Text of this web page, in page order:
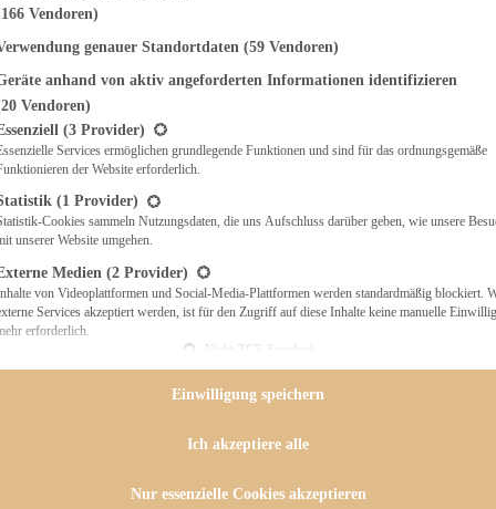
& QUICHES
Vendoren)
genauer Standortdaten (59 Vendoren)
anhand von aktiv angeforderten Informationen identifizieren
Vendoren)
eine Liste der Service-Gruppen, für die eine Einwilligung erteilt werden
(3 Provider)
Services ermöglichen grundlegende Funktionen und sind für das ordnungsgemäße
der Website erforderlich.
(1 Provider)
Cookies sammeln Nutzungsdaten, die uns Aufschluss darüber geben, wie unsere
unserer Website umgehen.
Medien (2 Provider)
von Videoplattformen und Social-Media-Plattformen werden standardmäßig blockiert.
Services akzeptiert werden, ist für den Zugriff auf diese Inhalte keine manuelle
erforderlich.
Nicht-TCF-Standard
Einwilligung speichern
Ich akzeptiere alle
Nur essenzielle Cookies akzeptieren